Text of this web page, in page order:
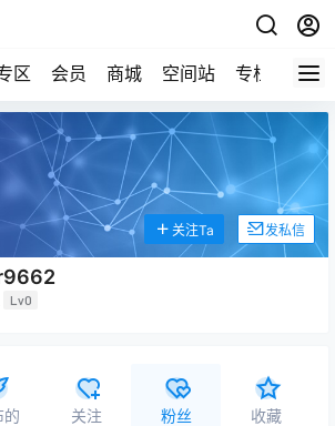
区 会员 商城 空间站 专栏
Lv0
关注Ta 发私信
的 关注 粉丝 收藏